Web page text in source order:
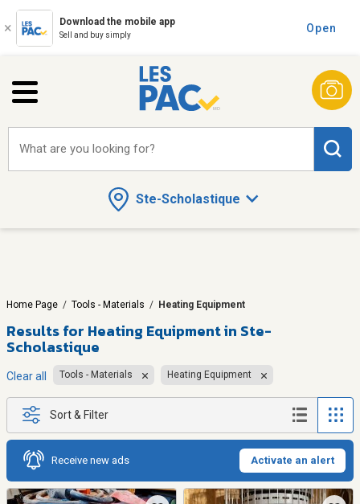
Download the mobile app
Sell and buy simply
Open
Ste-Scholastique
What are you looking for?
Home Page / Tools - Materials / Heating Equipment
Results for Heating Equipment in Ste-
Scholastique
Clear all Tools - Materials Heating Equipment
Sort & Filter
Receive new ads Activate an alert